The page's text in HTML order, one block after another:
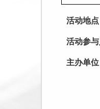
活动地点
活动参与
主办单位